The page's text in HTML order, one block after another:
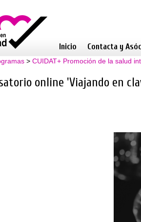
Inicio Contacta y
> CUIDAT+ Promoción de la salud
online 'Viajando en